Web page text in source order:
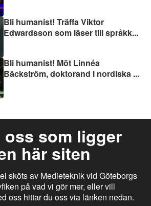
Bli humanist! Träffa Viktor
Edwardsson som läser till språkk...
Bli humanist! Möt Linnéa
Bäckström, doktorand i nordiska ...
oss som ligger
här siten
sköts av Medieteknik vid Göteborgs
på vad vi gör mer, eller vill
oss hittar du oss via länken nedan.